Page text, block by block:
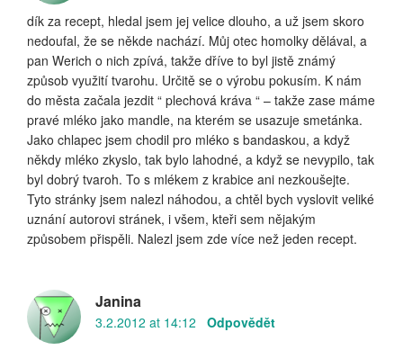
dík za recept, hledal jsem jej velice dlouho, a už jsem skoro
nedoufal, že se někde nachází. Můj otec homolky dělával, a
pan Werich o nich zpívá, takže dříve to byl jistě známý
způsob využití tvarohu. Určitě se o výrobu pokusím. K nám
do města začala jezdit “ plechová kráva “ – takže zase máme
pravé mléko jako mandle, na kterém se usazuje smetánka.
Jako chlapec jsem chodil pro mléko s bandaskou, a když
někdy mléko zkyslo, tak bylo lahodné, a když se nevypilo, tak
byl dobrý tvaroh. To s mlékem z krabice ani nezkoušejte.
Tyto stránky jsem nalezl náhodou, a chtěl bych vyslovit veliké
uznání autorovi stránek, i všem, kteři sem nějakým
způsobem přispěli. Nalezl jsem zde více než jeden recept.
Janina
3.2.2012 at 14:12 Odpovědět